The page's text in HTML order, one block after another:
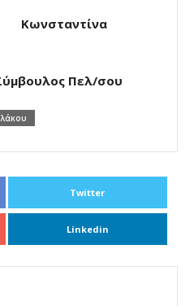
Κωνσταντίνα
Πελ/σου
Twitter
Linkedin